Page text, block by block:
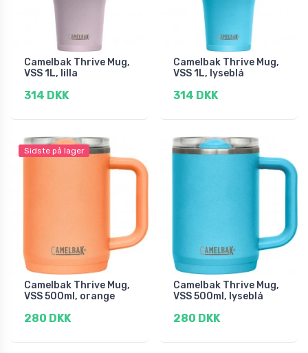
Camelbak Thrive Mug,
VSS 1L, lilla
314 DKK
Camelbak Thrive Mug,
VSS 1L, lyseblå
314 DKK
Sidste på lager
Camelbak Thrive Mug,
VSS 500ml, orange
280 DKK
Camelbak Thrive Mug,
VSS 500ml, lyseblå
280 DKK